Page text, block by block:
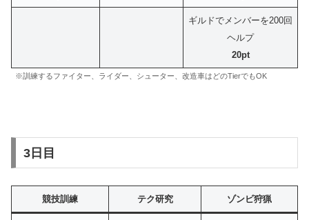
ギルドでメンバーを200回
ヘルプ
20pt
※訓練するファイター、ライダー、シューター、改造車はどのTierでもOK
3日目
競技訓練 テク研究 ゾンビ狩猟